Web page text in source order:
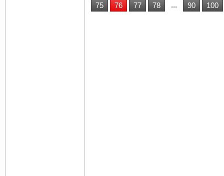
75
76 77 78 ... 90 100